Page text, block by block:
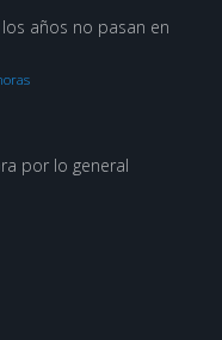
años no pasan en
por lo general